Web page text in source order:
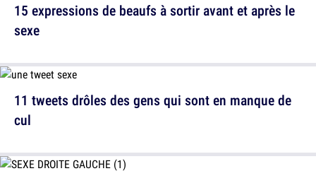
15 expressions de beaufs à sortir avant et après le
sexe
11 tweets drôles des gens qui sont en manque de
cul